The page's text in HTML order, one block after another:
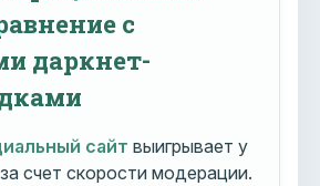
с
даркнет-
сайт выигрывает у
счет скорости модерации.